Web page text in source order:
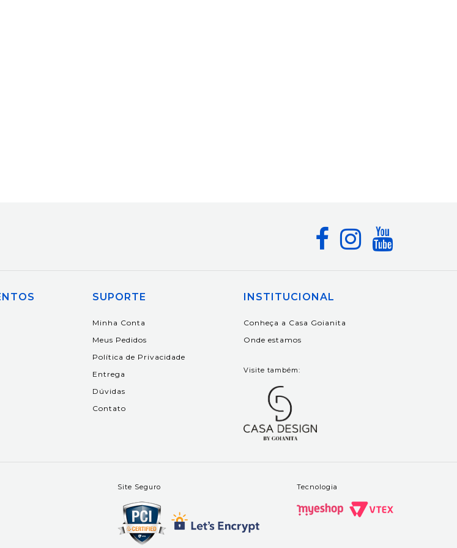
SUPORTE
Minha Conta
Meus Pedidos
Política de Privacidade
Entrega
Dúvidas
Contato
INSTITUCIONAL
Conheça a Casa Goianita
Onde estamos
Visite também:
Site Seguro Tecnologia